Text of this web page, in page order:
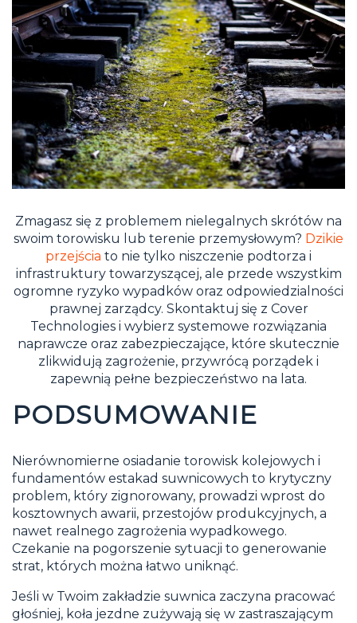
Zmagasz się z problemem nielegalnych skrótów na
swoim torowisku lub terenie przemysłowym? Dzikie
przejścia to nie tylko niszczenie podtorza i
infrastruktury towarzyszącej, ale przede wszystkim
ogromne ryzyko wypadków oraz odpowiedzialności
prawnej zarządcy. Skontaktuj się z Cover
Technologies i wybierz systemowe rozwiązania
naprawcze oraz zabezpieczające, które skutecznie
zlikwidują zagrożenie, przywrócą porządek i
zapewnią pełne bezpieczeństwo na lata.
PODSUMOWANIE
Nierównomierne osiadanie torowisk kolejowych i
fundamentów estakad suwnicowych to krytyczny
problem, który zignorowany, prowadzi wprost do
kosztownych awarii, przestojów produkcyjnych, a
nawet realnego zagrożenia wypadkowego.
Czekanie na pogorszenie sytuacji to generowanie
strat, których można łatwo uniknąć.
Jeśli w Twoim zakładzie suwnica zaczyna pracować
głośniej, koła jezdne zużywają się w zastraszającym